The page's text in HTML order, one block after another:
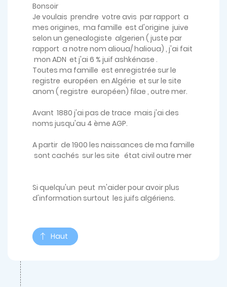
Bonsoir
Je voulais prendre votre avis par rapport a
mes origines, ma famille est d'origine juive
selon un genealogiste algerien ( juste par
rapport a notre nom alioua/ halioua) , j'ai fait
mon ADN et j'ai 6 % juif ashkénase .
Toutes ma famille est enregistrée sur le
registre européen en Algérie et sur le site
anom ( registre européen) filae , outre mer.
Avant 1880 j'ai pas de trace mais j'ai des
noms jusqu'au 4 ème AGP.
A partir de 1900 les naissances de ma famille
sont cachés sur les site état civil outre mer
Si quelqu'un peut m'aider pour avoir plus
d'information surtout les juifs algériens.
Haut